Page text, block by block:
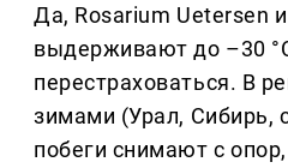
Да, Rosarium Uetersen
выдерживают до –30
перестраховаться. В
зимами (Урал, Сибирь,
побеги снимают с